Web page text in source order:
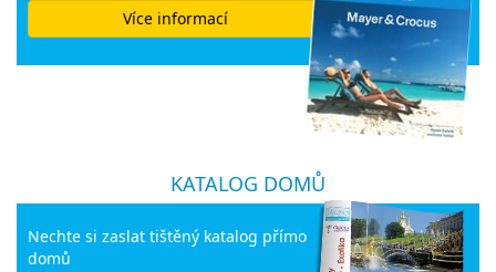
Více informací
KATALOG DOMŮ
Nechte si zaslat tištěný katalog přímo
domů